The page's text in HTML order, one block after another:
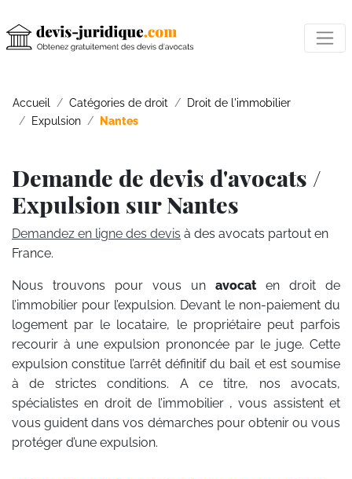
Accueil Catégories de droit
Droit de l'immobilier
Expulsion
Nantes
Demande de devis d'avocats /
Expulsion sur Nantes
Demandez en ligne des devis à des avocats partout en
France.
Nous trouvons pour vous un avocat en droit de
l’immobilier pour l’expulsion. Devant le non-paiement du
logement par le locataire, le propriétaire peut parfois
recourir à une expulsion prononcée par le juge. Cette
expulsion constitue l’arrêt définitif du bail et est soumise
à de strictes conditions. A ce titre, nos avocats,
spécialistes en droit de l’immobilier , vous assistent et
vous guident dans vos démarches pour obtenir ou vous
protéger d’une expulsion.